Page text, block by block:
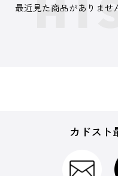
最近見た商品がありませ
カドスト